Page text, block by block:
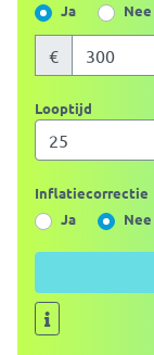
Ja
Nee
€
Looptijd
Inflatiecorrectie
Ja
Nee